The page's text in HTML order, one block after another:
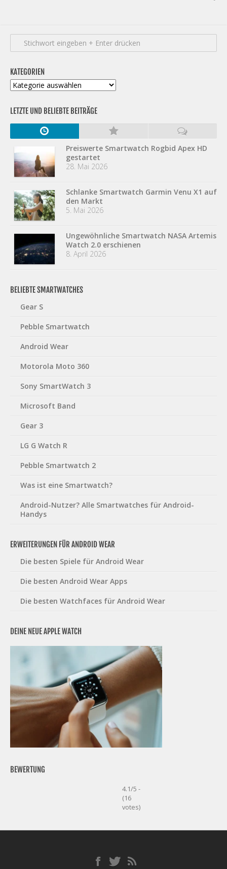
KATEGORIEN
Kategorien
LETZTE UND BELIEBTE BEITRÄGE
Preiswerte Smartwatch Rogbid Apex HD
gestartet
28. Mai 2026
Schlanke Smartwatch Garmin Venu X1 auf
den Markt
5. Mai 2026
Ungewöhnliche Smartwatch NASA Artemis
Watch 2.0 erschienen
8. April 2026
BELIEBTE SMARTWATCHES
Gear S
Pebble Smartwatch
Android Wear
Motorola Moto 360
Sony SmartWatch 3
Microsoft Band
Gear 3
LG G Watch R
Pebble Smartwatch 2
Was ist eine Smartwatch?
Android-Nutzer? Alle Smartwatches für Android-
Handys
ERWEITERUNGEN FÜR ANDROID WEAR
Die besten Spiele für Android Wear
Die besten Android Wear Apps
Die besten Watchfaces für Android Wear
DEINE NEUE APPLE WATCH
BEWERTUNG
4.1/5 -
(16
votes)